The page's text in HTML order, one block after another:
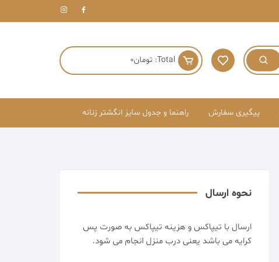
Total: تومان0
پیگیری سفارش راهنما و جدول سایز انگشتر زنانه
نحوه ارسال
ارسال با تیپاکس و هزینه تیپاکس به صورت پس
کرایه می باشد یعنی درب منزل انجام می شود.